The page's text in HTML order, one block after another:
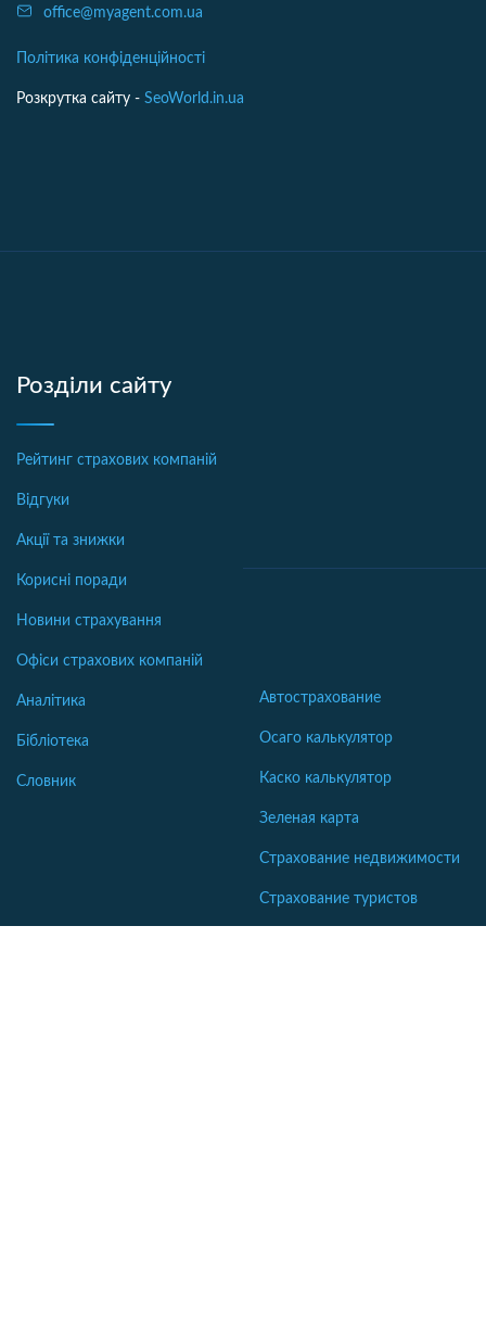
office@myagent.com.ua
Політика конфіденційності
Розкрутка сайту - SeoWorld.in.ua
Розділи сайту
Рейтинг страхових компаній
Відгуки
Акції та знижки
Корисні поради
Новини страхування
Офіси страхових компаній
Аналітика
Бібліотека
Словник
Автострахование
Осаго калькулятор
Каско калькулятор
Зеленая карта
Страхование недвижимости
Страхование туристов